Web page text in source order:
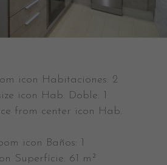
Habitaciones: 2
Hab. Doble: 1
Hab.
Baños: 1
Superfície: 61 m²